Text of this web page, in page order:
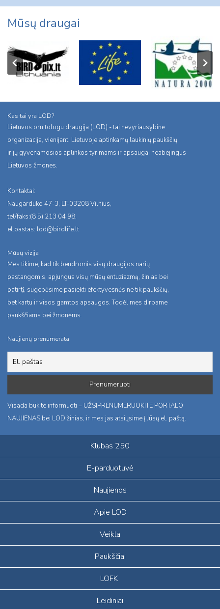
Mūsų draugai
Kas tai yra LOD?
Lietuvos ornitologu draugija (LOD) - tai nevyriausybinė
organizacija, vienijanti Lietuvoje aptinkamų laukinių paukščių
ir jų gyvenamosios aplinkos tyrimams ir apsaugai neabejingus
Lietuvos žmones.
Kontaktai:
Naugarduko 47-3, LT-03208 Vilnius,
tel/faks:(8 5) 213 04 98,
el.pastas: lod@birdlife.lt
Mūsų vizija
Mes tikime, kad tik bendromis visų draugijos narių
pastangomis, apjungus visų mūsų entuziazmą, žinias bei
patirtį, sugebėsime pasiekti efektyvesnės ne tik paukščių,
bet kartu ir visos gamtos apsaugos. Todėl mes dirbame
paukščiams bei žmonėms.
Naujienų prenumerata
Visada būkite informuoti – UŽSIPRENUMERUOKITE PORTALO
NAUJIENAS bei LOD žinias, ir mes jas atsiųsime į Jūsų el. paštą.
Klubas 250
E-parduotuvė
Naujienos
Apie LOD
Veikla
Paukščiai
LOFK
Leidiniai